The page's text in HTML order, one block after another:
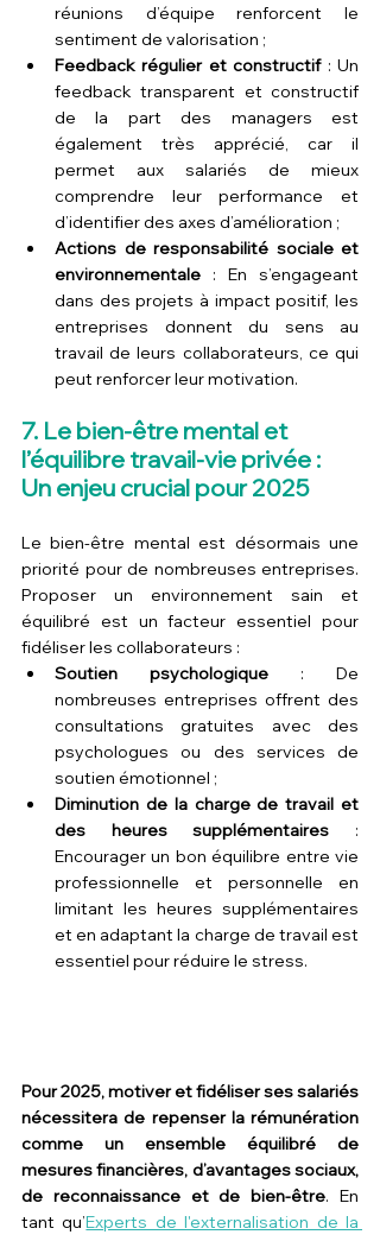
réunions d’équipe renforcent le
sentiment de valorisation ;
Feedback régulier et constructif : Un
feedback transparent et constructif
de la part des managers est
également très apprécié, car il
permet aux salariés de mieux
comprendre leur performance et
d’identifier des axes d’amélioration ;
Actions de responsabilité sociale et
environnementale : En s’engageant
dans des projets à impact positif, les
entreprises donnent du sens au
travail de leurs collaborateurs, ce qui
peut renforcer leur motivation.
7. Le bien-être mental et
l’équilibre travail-vie privée :
Un enjeu crucial pour 2025
Le bien-être mental est désormais une
priorité pour de nombreuses entreprises.
Proposer un environnement sain et
équilibré est un facteur essentiel pour
fidéliser les collaborateurs :
Soutien psychologique : De
nombreuses entreprises offrent des
consultations gratuites avec des
psychologues ou des services de
soutien émotionnel ;
Diminution de la charge de travail et
des heures supplémentaires :
Encourager un bon équilibre entre vie
professionnelle et personnelle en
limitant les heures supplémentaires
et en adaptant la charge de travail est
essentiel pour réduire le stress.
Pour 2025, motiver et fidéliser ses salariés
nécessitera de repenser la rémunération
comme un ensemble équilibré de
mesures financières, d’avantages sociaux,
de reconnaissance et de bien-être. En
tant qu’Experts de l'externalisation de la